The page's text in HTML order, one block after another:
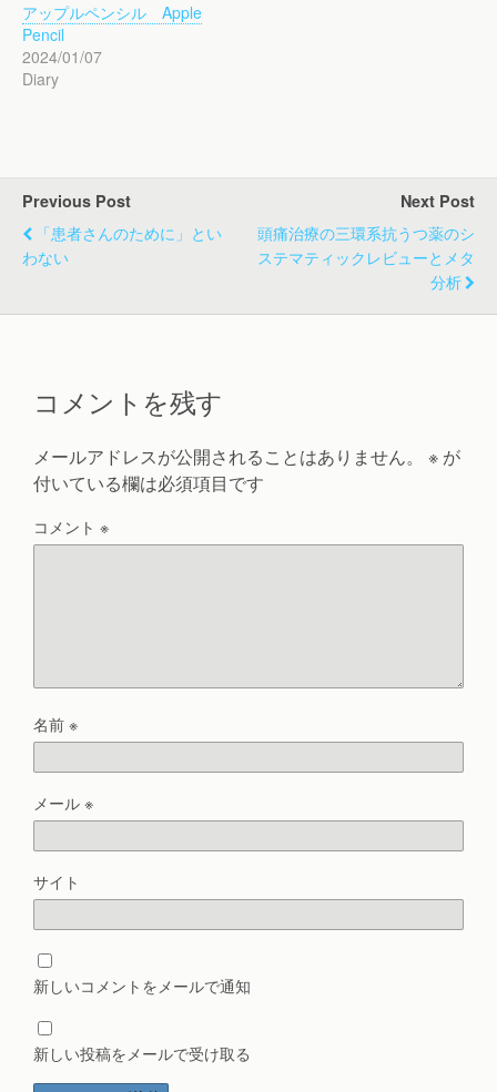
アップルペンシル Apple
Pencil
2024/01/07
Diary
Previous Post
「患者さんのために」とい
わない
Next Post
頭痛治療の三環系抗うつ薬のシ
ステマティックレビューとメタ
分析
コメントを残す
メールアドレスが公開されることはありません。 ※ が
付いている欄は必須項目です
コメント ※
名前※
メール※
サイト
新しいコメントをメールで通知
新しい投稿をメールで受け取る